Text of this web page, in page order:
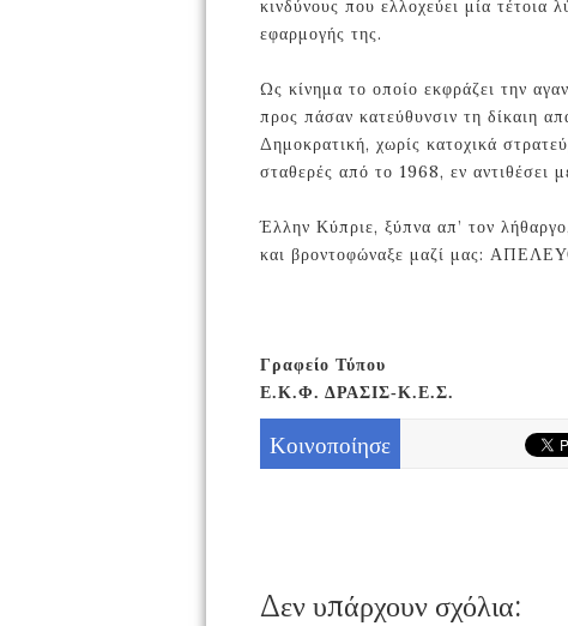
κινδύνους που ελλοχεύει μία τέτοια
εφαρμογής της.
Ως κίνημα το οποίο εκφράζει την
προς πάσαν κατεύθυνσιν τη δίκαιη
Δημοκρατική, χωρίς κατοχικά
σταθερές από το 1968, εν αντιθέσει
Έλλην Κύπριε, ξύπνα απ’ τον
και βροντοφώναξε μαζί μας:
Γραφείο Τύπου
Ε.Κ.Φ. ΔΡΑΣΙΣ-Κ.Ε.Σ.
Κοινοποίησε
Δεν υπάρχουν σχόλια: